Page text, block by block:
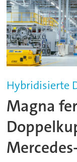
Hybridisierte
Magna